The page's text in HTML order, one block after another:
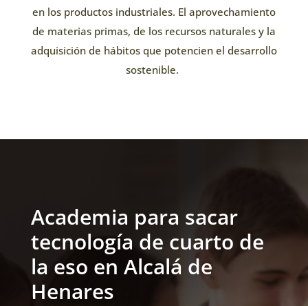
en los productos industriales. El aprovechamiento
de materias primas, de los recursos naturales y la
adquisición de hábitos que potencien el desarrollo
sostenible.
Academia para sacar
tecnología de cuarto de
la eso en Alcalá de
Henares